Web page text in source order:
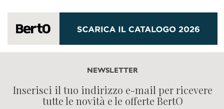
NEWSLETTER
Inserisci il tuo indirizzo e-mail per ricevere
tutte le novità e le offerte BertO